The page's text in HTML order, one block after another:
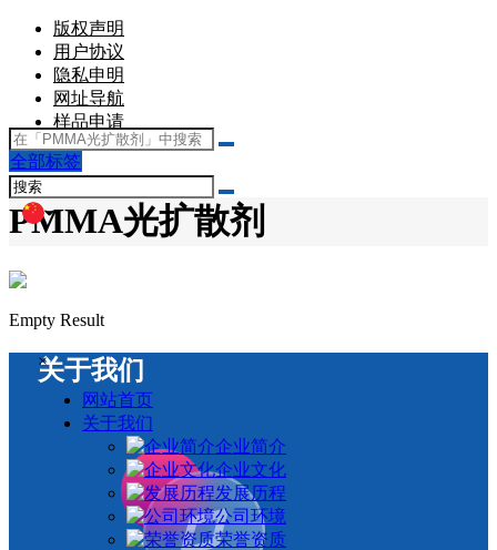
版权声明
用户协议
隐私申明
网址导航
样品申请
文章
×
网站首页
关于我们
企业简介
企业文化
发展历程
公司环境
荣誉资质
全部标签
PMMA光扩散剂
Empty Result
关于我们